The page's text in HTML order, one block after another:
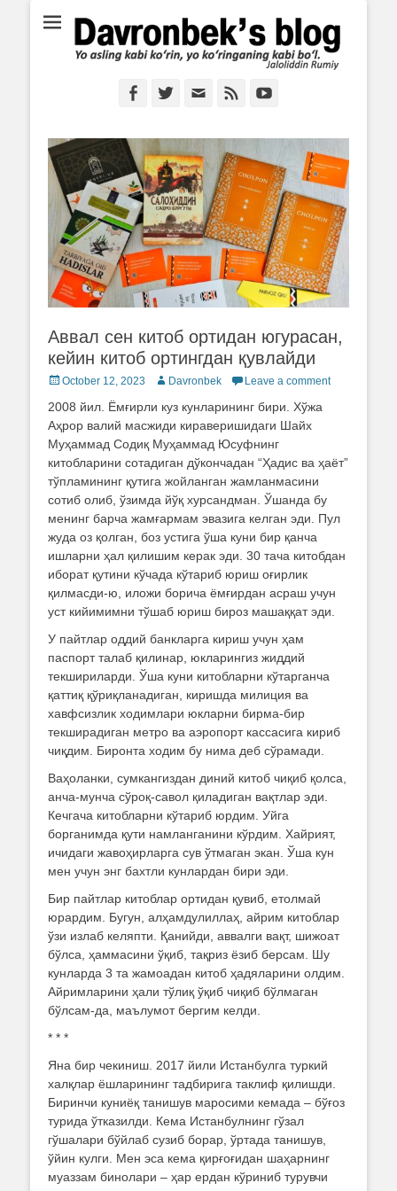
Davronbek's blog
Ё аслинг каби кўрин, ё кўринганинг каби бўл. Ж.Румий
Facebook
Twitter Email Feed
Аввал сен китоб ортидан югурасан,
кейин китоб ортингдан қувлайди
Posted
October 12, 2023 AuthorDavronbek Leave a comment
2008 йил. Ёмғирли куз кунларининг бири. Хўжа
Аҳрор валий масжиди кираверишидаги Шайх
Муҳаммад Содиқ Муҳаммад Юсуфнинг
китобларини сотадиган дўкончадан “Ҳадис ва ҳаёт”
тўпламининг қутига жойланган жамланмасини
сотиб олиб, ўзимда йўқ хурсандман. Ўшанда бу
менинг барча жамғармам эвазига келган эди. Пул
жуда оз қолган, боз устига ўша куни бир қанча
ишларни ҳал қилишим керак эди. 30 тача китобдан
иборат қутини кўчада кўтариб юриш оғирлик
қилмасди-ю, иложи борича ёмғирдан асраш учун
уст кийимимни тўшаб юриш бироз машаққат эди.
У пайтлар оддий банкларга кириш учун ҳам
паспорт талаб қилинар, юкларингиз жиддий
текшириларди. Ўша куни китобларни кўтарганча
қаттиқ қўриқланадиган, киришда милиция ва
хавфсизлик ходимлари юкларни бирма-бир
текширадиган метро ва аэропорт кассасига кириб
чиқдим. Биронта ходим бу нима деб сўрамади.
Ваҳоланки, сумкангиздан диний китоб чиқиб қолса,
анча-мунча сўроқ-савол қиладиган вақтлар эди.
Кечгача китобларни кўтариб юрдим. Уйга
борганимда қути намланганини кўрдим. Хайрият,
ичидаги жавоҳирларга сув ўтмаган экан. Ўша кун
мен учун энг бахтли кунлардан бири эди.
Бир пайтлар китоблар ортидан қувиб, етолмай
юрардим. Бугун, алҳамдулиллаҳ, айрим китоблар
ўзи излаб келяпти. Қанийди, аввалги вақт, шижоат
бўлса, ҳаммасини ўқиб, тақриз ёзиб берсам. Шу
кунларда 3 та жамоадан китоб ҳадяларини олдим.
Айримларини ҳали тўлиқ ўқиб чиқиб бўлмаган
бўлсам-да, маълумот бергим келди.
* * *
Яна бир чекиниш. 2017 йили Истанбулга туркий
халқлар ёшларининг тадбирига таклиф қилишди.
Биринчи куниёқ танишув маросими кемада – бўғоз
турида ўтказилди. Кема Истанбулнинг гўзал
гўшалари бўйлаб сузиб борар, ўртада танишув,
ўйин кулги. Мен эса кема қирғоғидан шаҳарнинг
муаззам бинолари – ҳар ердан кўриниб турувчи